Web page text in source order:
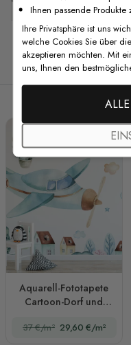
Aquarell-Fototapete
Cartoon-Dorf und
37 €/m² 29,60 €/m²
Ihnen passende Produkte
Ihre Privatsphäre ist uns
welche Cookies Sie über
akzeptieren möchten. Mit
uns, Ihnen den